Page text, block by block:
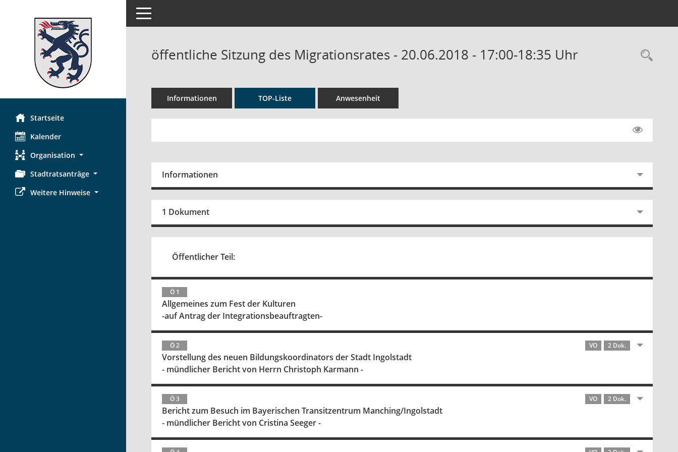
Startseite
Kalender
Organisation
Stadtratsanträge
Weitere Hinweise
Toggle navigation
öffentliche Sitzung des Migrationsrates - 20.06.2018 - 17:00-18:35 Uhr
Informationen TOP-Liste Anwesenheit
Informationen
1 Dokument
Öffentlicher Teil:
Ö 1
Allgemeines zum Fest der Kulturen
-auf Antrag der Integrationsbeauftragten-
Ö 2 VO 2 Dok.
Vorstellung des neuen Bildungskoordinators der Stadt Ingolstadt
- mündlicher Bericht von Herrn Christoph Karmann -
Ö 3 VO 2 Dok.
Bericht zum Besuch im Bayerischen Transitzentrum Manching/Ingolstadt
- mündlicher Bericht von Cristina Seeger -